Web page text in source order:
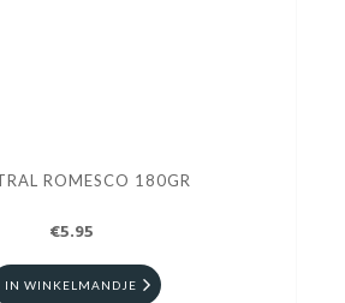
ROMESCO 180GR
€5.95
IN WINKELMANDJE